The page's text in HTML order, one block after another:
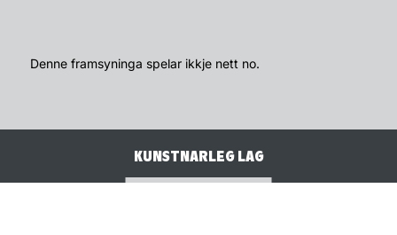
Denne framsyninga spelar ikkje nett no.
KUNSTNARLEG LAG